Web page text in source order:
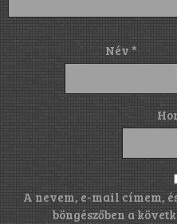
Név *
A nevem, e-mail címem,
böngészőben a